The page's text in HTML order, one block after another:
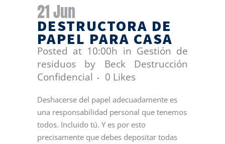
21 Jun
DESTRUCTORA DE
PAPEL PARA CASA
Posted at 10:00h in Gestión de
residuos
by Beck Destrucción
Confidencial
0 Likes
Deshacerse del papel adecuadamente es
una responsabilidad personal que tenemos
todos. Incluido tú. Y es por esto
precisamente que debes depositar todas